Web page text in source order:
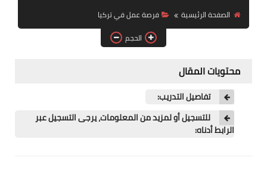
فرص عمل في اليمن
الصفحة الرئيسية
فرصة عمل في تركيا
الحجم
محتويات المقال
تفاصيل التدريب:
للتسجيل أو لمزيد من المعلومات، يرجى التسجيل عبر
الرابط أدناه: